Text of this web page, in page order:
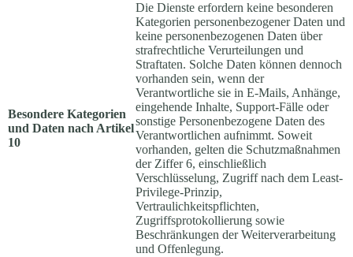
Besondere Kategorien
und Daten nach Artikel
10
Die Dienste erfordern keine besonderen
Kategorien personenbezogener Daten und
keine personenbezogenen Daten über
strafrechtliche Verurteilungen und
Straftaten. Solche Daten können dennoch
vorhanden sein, wenn der
Verantwortliche sie in E-Mails, Anhänge,
eingehende Inhalte, Support-Fälle oder
sonstige Personenbezogene Daten des
Verantwortlichen aufnimmt. Soweit
vorhanden, gelten die Schutzmaßnahmen
der Ziffer 6, einschließlich
Verschlüsselung, Zugriff nach dem Least-
Privilege-Prinzip,
Vertraulichkeitspflichten,
Zugriffsprotokollierung sowie
Beschränkungen der Weiterverarbeitung
und Offenlegung.